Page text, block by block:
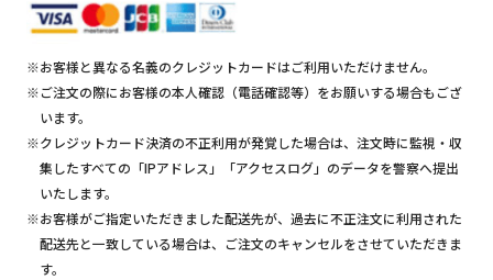
※お客様と異なる名義のクレジットカードはご利用いただけません。
※ご注文の際にお客様の本人確認（電話確認等）をお願いする場合もござ
います。
※クレジットカード決済の不正利用が発覚した場合は、注文時に監視・収
集したすべての「IPアドレス」「アクセスログ」のデータを警察へ提出
いたします。
※お客様がご指定いただきました配送先が、過去に不正注文に利用された
配送先と一致している場合は、ご注文のキャンセルをさせていただきま
す。